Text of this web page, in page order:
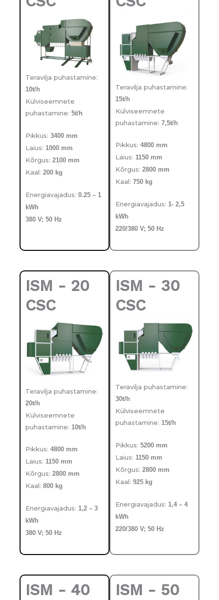
Teravilja puhastamine:
10t/h
Külviseemnete
puhastamine: 5t/h
Pikkus: 3400 mm
Laius: 1000 mm
Kõrgus: 2100 mm
Kaal: 200 kg
Energiavajadus: 0.25 – 1
kWh
380 V; 50 Hz
Teravilja puhastamine:
15t/h
Külviseemnete
puhastamine: 7,5t/h
Pikkus: 4800 mm
Laius: 1150 mm
Kõrgus: 2800 mm
Kaal: 750 kg
Energiavajadus: 1- 2,5
kWh
220/380 V; 50 Hz
ISM - 20
CSC
Teravilja puhastamine:
20t/h
Külviseemnete
puhastamine: 10t/h
Pikkus: 4800 mm
Laius: 1150 mm
Kõrgus: 2800 mm
Kaal: 800 kg
Energiavajadus: 1,2 – 3
kWh
380 V; 50 Hz
ISM - 30
CSC
Teravilja puhastamine:
30t/h
Külviseemnete
puhastamine: 15t/h
Pikkus: 5200 mm
Laius: 1150 mm
Kõrgus: 2800 mm
Kaal: 925 kg
Energiavajadus: 1,4 – 4
kWh
220/380 V; 50 Hz
ISM - 40
ISM - 50